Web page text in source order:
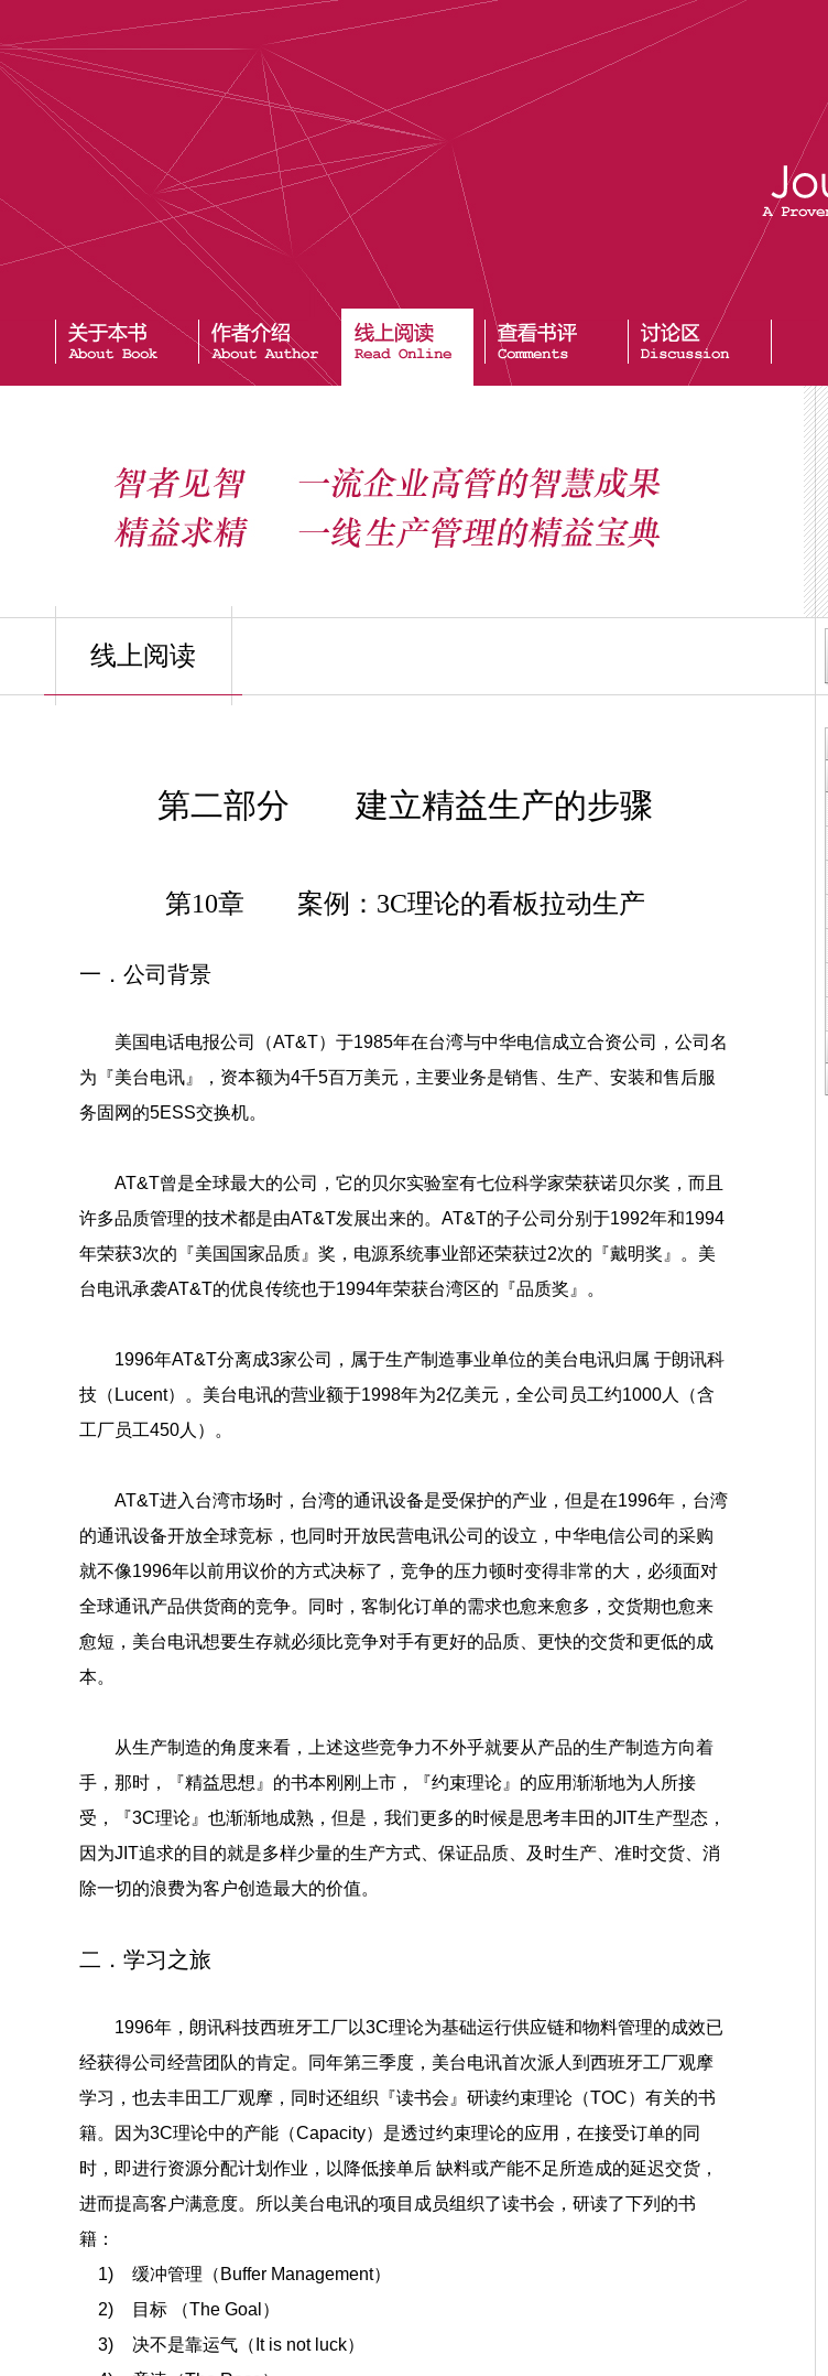
线上阅读
第二部分 建立精益生产的步骤
第10章 案例：3C理论的看板拉动生产
一．公司背景
美国电话电报公司（AT&T）于1985年在台湾与中华电信成立合资公司，公司名
为『美台电讯』，资本额为4千5百万美元，主要业务是销售、生产、安装和售后服
务固网的5ESS交换机。
AT&T曾是全球最大的公司，它的贝尔实验室有七位科学家荣获诺贝尔奖，而且
许多品质管理的技术都是由AT&T发展出来的。AT&T的子公司分别于1992年和1994
年荣获3次的『美国国家品质』奖，电源系统事业部还荣获过2次的『戴明奖』。美
台电讯承袭AT&T的优良传统也于1994年荣获台湾区的『品质奖』。
1996年AT&T分离成3家公司，属于生产制造事业单位的美台电讯归属 于朗讯科
技（Lucent）。美台电讯的营业额于1998年为2亿美元，全公司员工约1000人（含
工厂员工450人）。
AT&T进入台湾市场时，台湾的通讯设备是受保护的产业，但是在1996年，台湾
的通讯设备开放全球竞标，也同时开放民营电讯公司的设立，中华电信公司的采购
就不像1996年以前用议价的方式决标了，竞争的压力顿时变得非常的大，必须面对
全球通讯产品供货商的竞争。同时，客制化订单的需求也愈来愈多，交货期也愈来
愈短，美台电讯想要生存就必须比竞争对手有更好的品质、更快的交货和更低的成
本。
从生产制造的角度来看，上述这些竞争力不外乎就要从产品的生产制造方向着
手，那时，『精益思想』的书本刚刚上市，『约束理论』的应用渐渐地为人所接
受，『3C理论』也渐渐地成熟，但是，我们更多的时候是思考丰田的JIT生产型态，
因为JIT追求的目的就是多样少量的生产方式、保证品质、及时生产、准时交货、消
除一切的浪费为客户创造最大的价值。
二．学习之旅
1996年，朗讯科技西班牙工厂以3C理论为基础运行供应链和物料管理的成效已
经获得公司经营团队的肯定。同年第三季度，美台电讯首次派人到西班牙工厂观摩
学习，也去丰田工厂观摩，同时还组织『读书会』研读约束理论（TOC）有关的书
籍。因为3C理论中的产能（Capacity）是透过约束理论的应用，在接受订单的同
时，即进行资源分配计划作业，以降低接单后 缺料或产能不足所造成的延迟交货，
进而提高客户满意度。所以美台电讯的项目成员组织了读书会，研读了下列的书
籍：
1)
缓冲管理（Buffer Management）
2)
目标 （The Goal）
3)
决不是靠运气（It is not luck）